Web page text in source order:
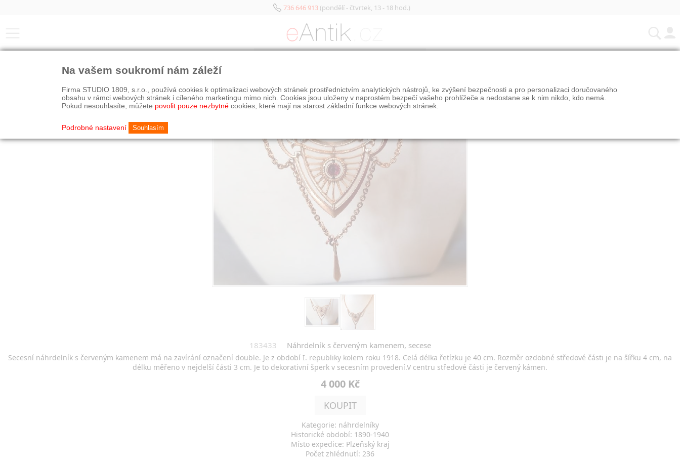
736 646 913(pondělí - čtvrtek, 13 - 18 hod.)
183433 Náhrdelník s červeným kamenem, secese
Secesní náhrdelník s červeným kamenem má na zavírání označení double. Je z období I. republiky kolem roku 1918. Celá délka řetízku je 40 cm. Rozměr ozdobné středové části je na šířku 4 cm, na
délku měřeno v nejdelší části 3 cm. Je to dekorativní šperk v secesním provedení.V centru středové části je červený kámen.
4 000 Kč
KOUPIT
Kategorie: náhrdelníky
Historické období: 1890-1940
Místo expedice: Plzeňský kraj
Počet zhlédnutí: 236
Na vašem soukromí nám záleží
Firma STUDIO 1809, s.r.o., používá cookies k optimalizaci webových stránek prostřednictvím analytických nástrojů, ke zvýšení bezpečnosti a pro personalizaci doručovaného
obsahu v rámci webových stránek i cíleného marketingu mimo nich. Cookies jsou uloženy v naprostém bezpečí vašeho prohlížeče a nedostane se k nim nikdo, kdo nemá.
Pokud nesouhlasíte, můžete povolit pouze nezbytné cookies, které mají na starost základní funkce webových stránek.
Podrobné nastavení Souhlasím